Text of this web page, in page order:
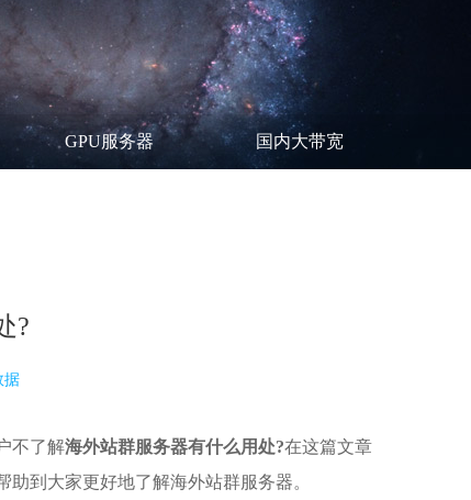
GPU服务器 国内大带宽
?
据
不了解海外站群服务器有什么用处?在这篇文章
到大家更好地了解海外站群服务器。